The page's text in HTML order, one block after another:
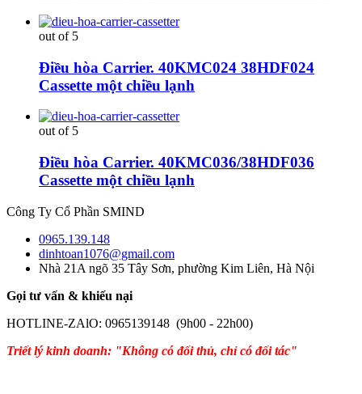
out of 5
Điều hòa Carrier. 40KMC024 38HDF024
Cassette một chiều lạnh
out of 5
Điều hòa Carrier. 40KMC036/38HDF036
Cassette một chiều lạnh
Công Ty Cổ Phần SMIND
0965.139.148
dinhtoan1076@gmail.com
Nhà 21A ngõ 35 Tây Sơn, phường Kim Liên, Hà Nội
Gọi tư vấn & khiếu nại
HOTLINE-ZAlO: 0965139148 (9h00 - 22h00)
Triết lý kinh doanh: "Không có đối thủ, chỉ có đối tác"